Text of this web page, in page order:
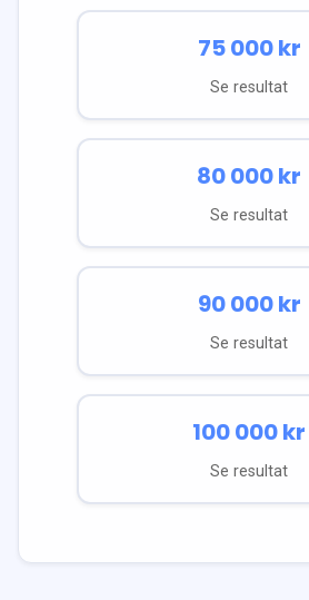
75 000kr
Se resultat
80 000kr
Se resultat
90 000kr
Se resultat
100 000kr
Se resultat